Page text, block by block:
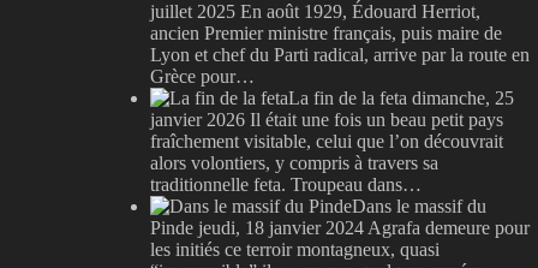
juillet 2025 En août 1929, Édouard Herriot,
ancien Premier ministre français, puis maire de
Lyon et chef du Parti radical, arrive par la route en
Grèce pour…
La fin de la feta dimanche, 25
janvier 2026 Il était une fois un beau petit pays
fraîchement visitable, celui que l’on découvrait
alors volontiers, y compris à travers sa
traditionnelle feta. Troupeau dans…
Dans le massif du
Pinde jeudi, 18 janvier 2024 Agrafa demeure pour
les initiés ce terroir montagneux, quasi